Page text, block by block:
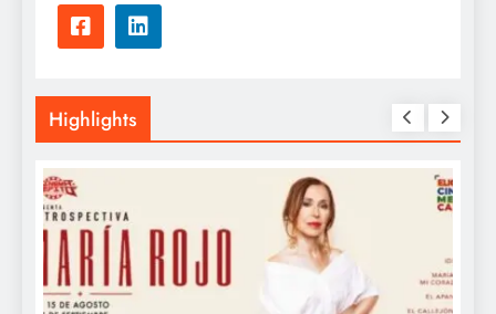
Highlights